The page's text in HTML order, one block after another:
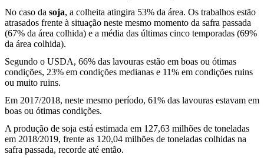
No caso da soja, a colheita atingira 53% da área. Os trabalhos estão
atrasados frente à situação neste mesmo momento da safra passada
(67% da área colhida) e a média das últimas cinco temporadas (69%
da área colhida).
Segundo o USDA, 66% das lavouras estão em boas ou ótimas
condições, 23% em condições medianas e 11% em condições ruins
ou muito ruins.
Em 2017/2018, neste mesmo período, 61% das lavouras estavam em
boas ou ótimas condições.
A produção de soja está estimada em 127,63 milhões de toneladas
em 2018/2019, frente as 120,04 milhões de toneladas colhidas na
safra passada, recorde até então.